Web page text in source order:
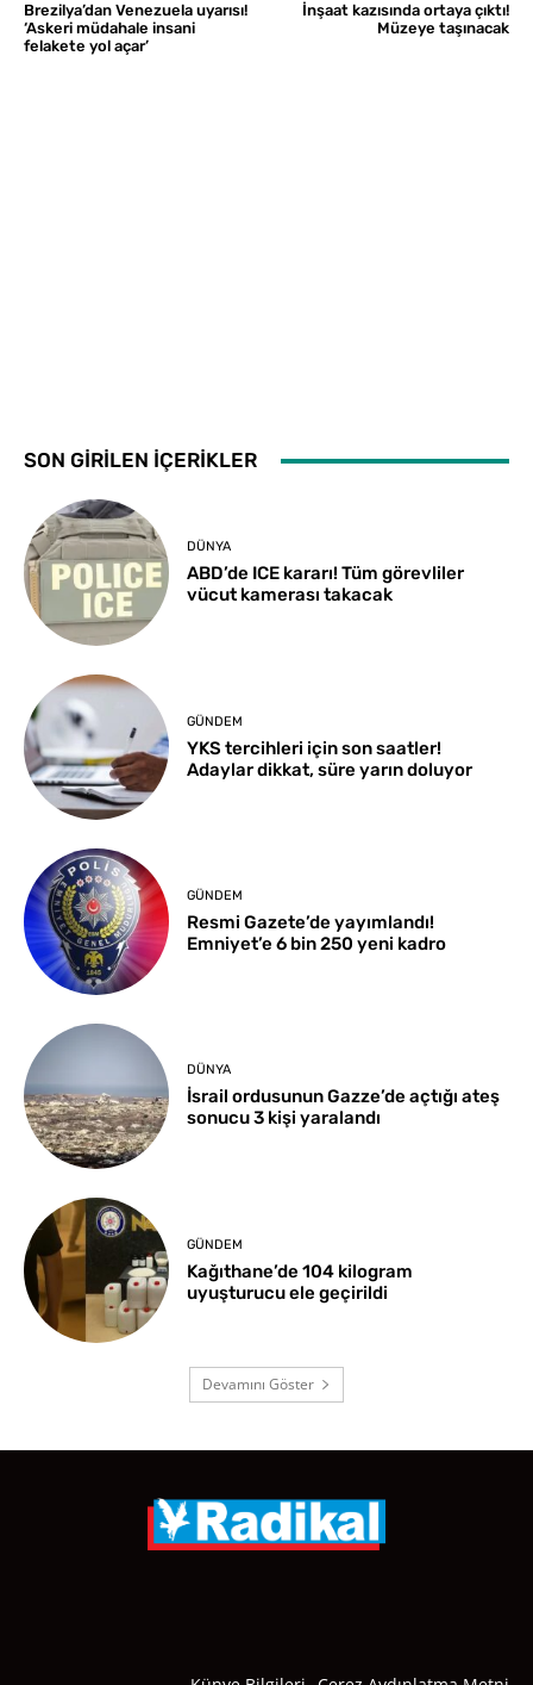
Brezilya’dan Venezuela uyarısı!
‘Askeri müdahale insani
felakete yol açar’
İnşaat kazısında ortaya çıktı!
Müzeye taşınacak
SON GİRİLEN İÇERİKLER
DÜNYA
ABD’de ICE kararı! Tüm görevliler
vücut kamerası takacak
GÜNDEM
YKS tercihleri için son saatler!
Adaylar dikkat, süre yarın doluyor
GÜNDEM
Resmi Gazete’de yayımlandı!
Emniyet’e 6 bin 250 yeni kadro
DÜNYA
İsrail ordusunun Gazze’de açtığı ateş
sonucu 3 kişi yaralandı
GÜNDEM
Kağıthane’de 104 kilogram
uyuşturucu ele geçirildi
Devamını Göster